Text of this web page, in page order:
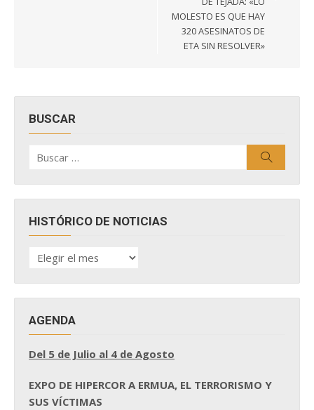
MOLESTO ES QUE HAY
320 ASESINATOS DE
ETA SIN RESOLVER»
BUSCAR
por:
HISTÓRICO DE NOTICIAS
HISTÓRICO
DE
AGENDA
Del 5 de Julio al 4 de Agosto
EXPO DE HIPERCOR A ERMUA, EL TERRORISMO Y
SUS VÍCTIMAS